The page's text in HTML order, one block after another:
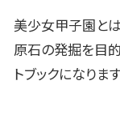
美少女甲子園と
原石の発掘を目
トブックになります